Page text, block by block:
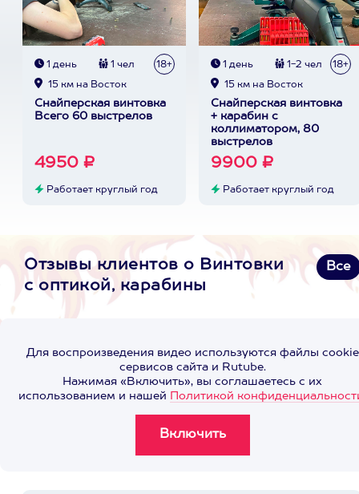
1 день 1 чел 18+
15 км на Восток
Снайперская винтовка
Всего 60 выстрелов
4950 ₽
Работает круглый год
1 день 1-2 чел 18+
15 км на Восток
Снайперская винтовка
+ карабин с
коллиматором, 80
выстрелов
9900 ₽
Работает круглый год
Отзывы клиентов о Винтовки
с оптикой, карабины
Все
Для воспроизведения видео используются файлы cookie
сервисов сайта и Rutube.
Нажимая «Включить», вы соглашаетесь с их
использованием и нашей Политикой